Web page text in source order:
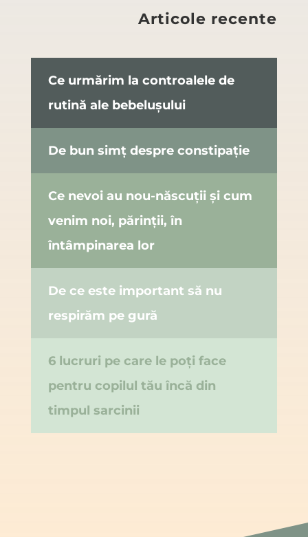
Articole recente
Ce urmărim la controalele de
rutină ale bebelușului
De bun simț despre constipație
Ce nevoi au nou-născuții și cum
venim noi, părinții, în
întâmpinarea lor
De ce este important să nu
respirăm pe gură
6 lucruri pe care le poți face
pentru copilul tău încă din
timpul sarcinii